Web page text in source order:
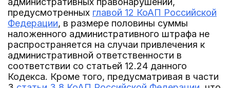
предусмотренных главой 12 КоАП Российской
Федерации, в размере половины суммы
наложенного административного штрафа не
распространяется на случаи привлечения к
административной ответственности в
соответствии со статьей 12.24 данного
Кодекса. Кроме того, предусматривая в части